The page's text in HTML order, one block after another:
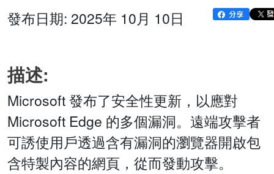
發布日期: 2025年 10月 10日
描述:
Microsoft 發布了安全性更新，以應對
Microsoft Edge 的多個漏洞。遠端攻擊者
可誘使用戶透過含有漏洞的瀏覽器開啟包
含特製內容的網頁，從而發動攻擊。